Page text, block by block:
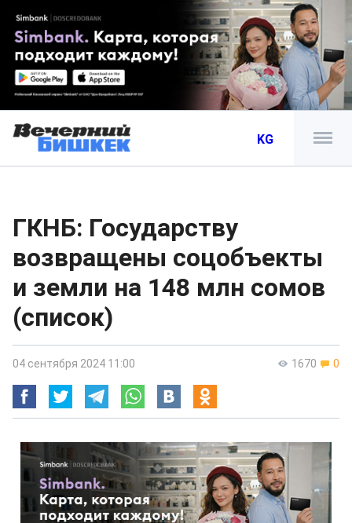
KG
ГКНБ: Государству
возвращены соцобъекты
и земли на 148 млн сомов
(список)
1670 0
04 сентября 2024 11:00